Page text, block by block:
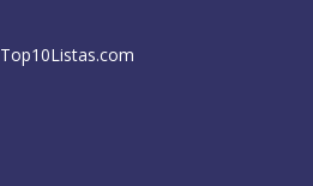
Top10Listas.com